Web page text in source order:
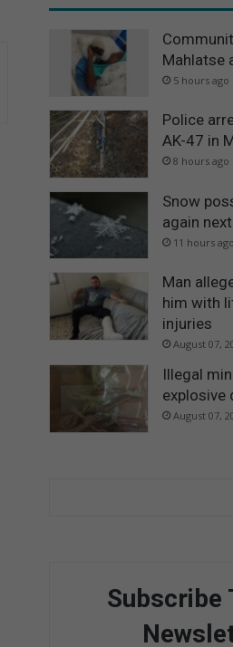
Mahlatse
5 hours ago
Police
AK-47 in
8 hours ago
Snow
again
11 hours ago
Man
him with
injuries
August 07,
Illegal
explosive
August 07,
Subscribe